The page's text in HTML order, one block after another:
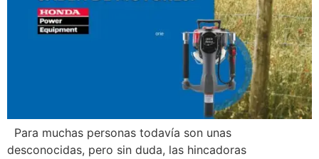
Para muchas personas todavía son unas
desconocidas, pero sin duda, las hincadoras